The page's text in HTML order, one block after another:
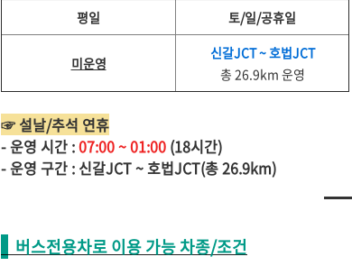
평일 토/일/공휴일
미운영
신갈JCT ~ 호법JCT
총 26.9km 운영
☞ 설날/추석 연휴
- 운영 시간 :07:00 ~ 01:00 (18시간)
- 운영 구간 : 신갈JCT ~ 호법JCT(총 26.9km)
버스전용차로 이용 가능 차종/조건